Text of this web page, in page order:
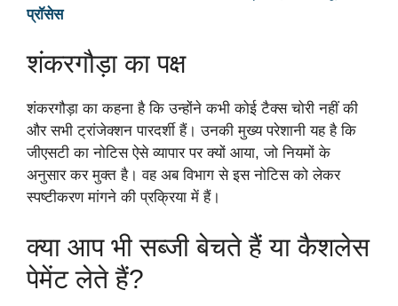
प्रॉसेस
शंकरगौड़ा का पक्ष
शंकरगौड़ा का कहना है कि उन्होंने कभी कोई टैक्स चोरी नहीं की
और सभी ट्रांजेक्शन पारदर्शी हैं। उनकी मुख्य परेशानी यह है कि
जीएसटी का नोटिस ऐसे व्यापार पर क्यों आया, जो नियमों के
अनुसार कर मुक्त है। वह अब विभाग से इस नोटिस को लेकर
स्पष्टीकरण मांगने की प्रक्रिया में हैं।
क्या आप भी सब्जी बेचते हैं या कैशलेस
पेमेंट लेते हैं?